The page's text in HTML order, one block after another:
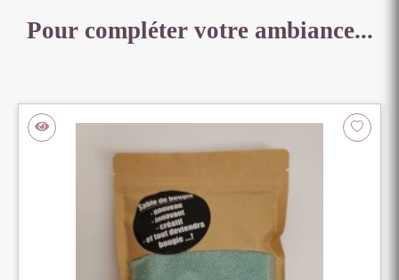
Pour compléter votre ambiance...